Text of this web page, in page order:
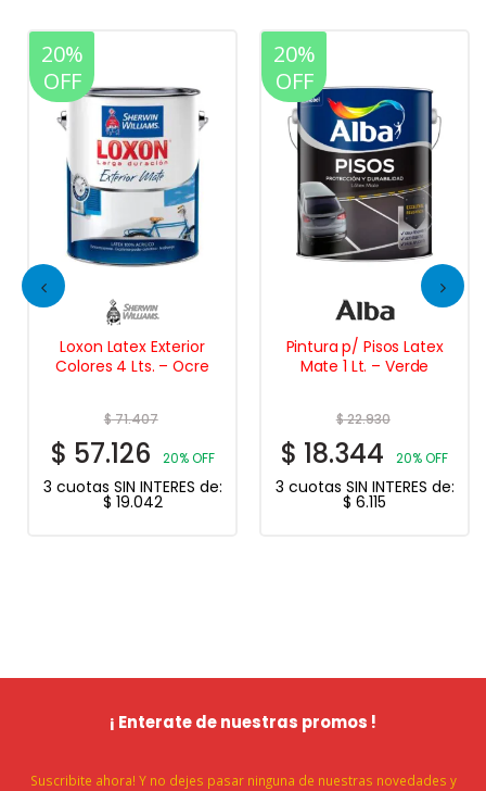
20%
OFF
Loxon Latex Exterior
Colores 4 Lts. – Ocre
$71.407
$ 57.126 20% OFF
3 cuotas SIN INTERES de:
$ 19.042
20%
OFF
Pintura p/ Pisos Latex
Mate 1 Lt. – Verde
$22.930
$ 18.344 20% OFF
3 cuotas SIN INTERES de:
$ 6.115
¡ Enterate de nuestras promos !
Suscribite ahora! Y no dejes pasar ninguna de nuestras novedades y